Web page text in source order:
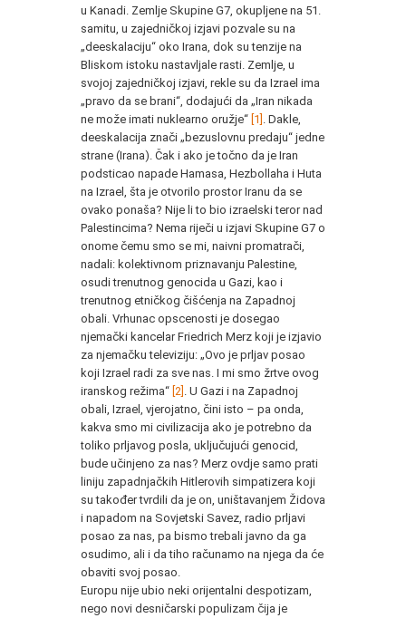
u Kanadi. Zemlje Skupine G7, okupljene na 51.
samitu, u zajedničkoj izjavi pozvale su na
„deeskalaciju“ oko Irana, dok su tenzije na
Bliskom istoku nastavljale rasti. Zemlje, u
svojoj zajedničkoj izjavi, rekle su da Izrael ima
„pravo da se brani“, dodajući da „Iran nikada
ne može imati nuklearno oružje“ [1]
. Dakle,
deeskalacija znači „bezuslovnu predaju“ jedne
strane (Irana). Čak i ako je točno da je Iran
podsticao napade Hamasa, Hezbollaha i Huta
na Izrael, šta je otvorilo prostor Iranu da se
ovako ponaša? Nije li to bio izraelski teror nad
Palestincima? Nema riječi u izjavi Skupine G7 o
onome čemu smo se mi, naivni promatrači,
nadali: kolektivnom priznavanju Palestine,
osudi trenutnog genocida u Gazi, kao i
trenutnog etničkog čišćenja na Zapadnoj
obali. Vrhunac opscenosti je dosegao
njemački kancelar Friedrich Merz koji je izjavio
za njemačku televiziju: „Ovo je prljav posao
koji Izrael radi za sve nas. I mi smo žrtve ovog
iranskog režima“ [2]
. U Gazi i na Zapadnoj
obali, Izrael, vjerojatno, čini isto – pa onda,
kakva smo mi civilizacija ako je potrebno da
toliko prljavog posla, uključujući genocid,
bude učinjeno za nas? Merz ovdje samo prati
liniju zapadnjačkih Hitlerovih simpatizera koji
su također tvrdili da je on, uništavanjem Židova
i napadom na Sovjetski Savez, radio prljavi
posao za nas, pa bismo trebali javno da ga
osudimo, ali i da tiho računamo na njega da će
obaviti svoj posao.
Europu nije ubio neki orijentalni despotizam,
nego novi desničarski populizam čija je